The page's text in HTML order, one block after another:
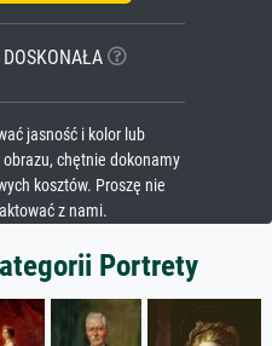
jasność i kolor lub
chętnie dokonamy
kosztów. Proszę nie
z nami.
Portrety